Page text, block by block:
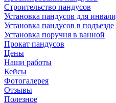
Строительство пандусов
Установка пандусов для
Установка пандусов в
Установка поручня в ванной
Прокат пандусов
Цены
Наши работы
Кейсы
Фотогалерея
Отзывы
Полезное